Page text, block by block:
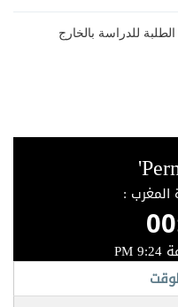
للدراسة بالخارج